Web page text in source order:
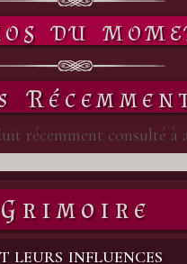
DU
récemment consulté à
Grimoire
LEURS INFLUENCES